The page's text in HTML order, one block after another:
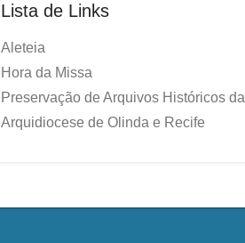
Lista de Links
Aleteia
Hora da Missa
Preservação de Arquivos Históricos da
Arquidiocese de Olinda e Recife